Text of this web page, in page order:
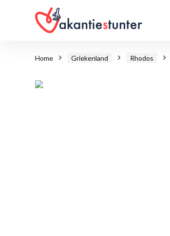
Home Griekenland Rhodos